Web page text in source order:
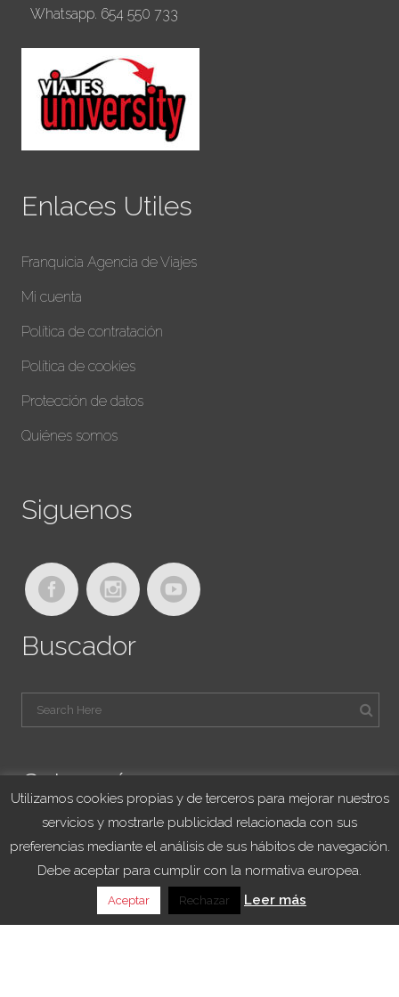
Whatsapp. 654 550 733
Enlaces Utiles
Franquicia Agencia de Viajes
Mi cuenta
Política de contratación
Política de cookies
Protección de datos
Quiénes somos
Siguenos
Buscador
Categorías
Blog Viajes University
Franquicias
Utilizamos cookies propias y de terceros para mejorar nuestros
servicios y mostrarle publicidad relacionada con sus
preferencias mediante el análisis de sus hábitos de navegación.
Debe aceptar para cumplir con la normativa europea.
Aceptar Rechazar Leer más